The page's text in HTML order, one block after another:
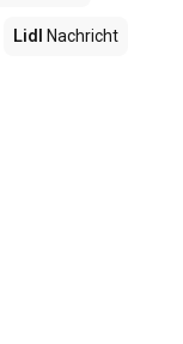
Lidl Nachricht